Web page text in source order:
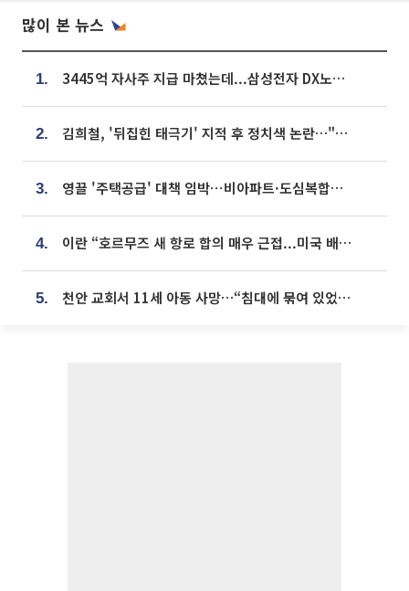
많이 본 뉴스
1. 3445억 자사주 지급 마쳤는데...삼성전자 DX노조, 뒤늦은 '떼쓰기 집회'
2. 김희철, '뒤집힌 태극기' 지적 후 정치색 논란…"좌우 떠나 우리나라 국기"
3. 영끌 '주택공급' 대책 임박⋯비아파트·도심복합까지 총동원
4. 이란 “호르무즈 새 항로 합의 매우 근접...미국 배상 먼저”
5. 천안 교회서 11세 아동 사망…“침대에 묶여 있었다” 진술 확보